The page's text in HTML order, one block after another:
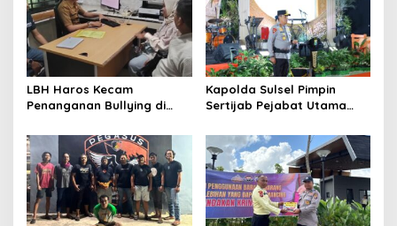
LBH Haros Kecam
Penanganan Bullying di
Justru Dipaksa Pindah
Kapolda Sulsel Pimpin
Sertijab Pejabat Utama
Serta Lantik Karolog dan
Kapolresta Gowa